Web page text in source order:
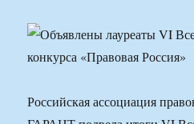
Российская ассоциация